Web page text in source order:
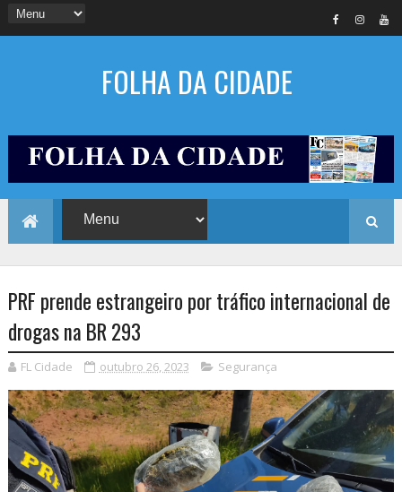
FOLHA DA CIDADE
PRF prende estrangeiro por tráfico internacional de
drogas na BR 293
FL Cidade outubro 26, 2023 Segurança